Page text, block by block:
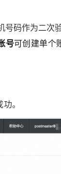
号码作为二次
号可创建单个
。